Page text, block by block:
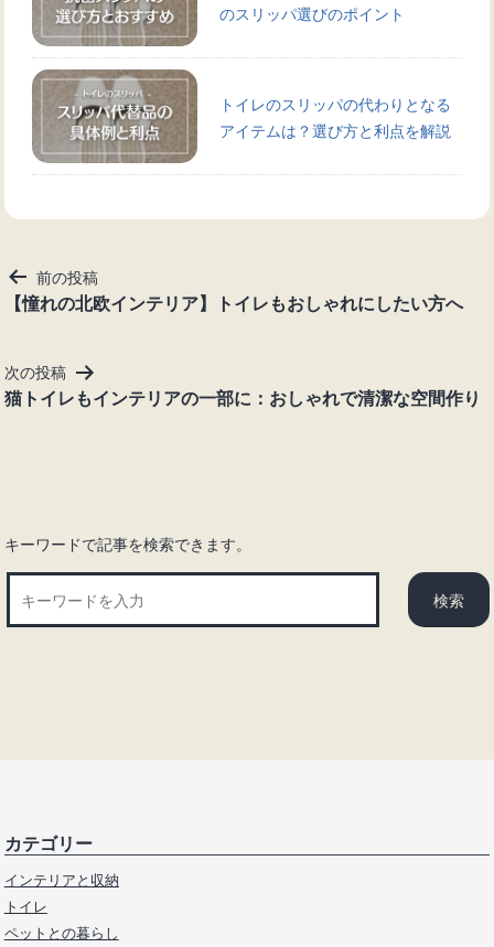
のスリッパ選びのポイント
トイレのスリッパの代わりとなる
アイテムは？選び方と利点を解説
投
稿
ゲ
ー
前の投稿
【憧れの北欧インテリア】トイレもおしゃれにしたい方へ
次の投稿
猫トイレもインテリアの一部に：おしゃれで清潔な空間作り
キーワードで記事を検索できます。
カテゴリー
インテリアと収納
トイレ
ペットとの暮らし